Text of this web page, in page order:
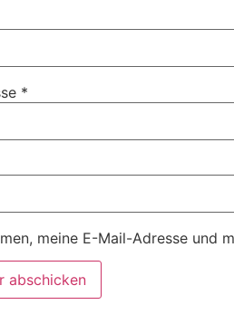
*
meine E-Mail-Adresse und